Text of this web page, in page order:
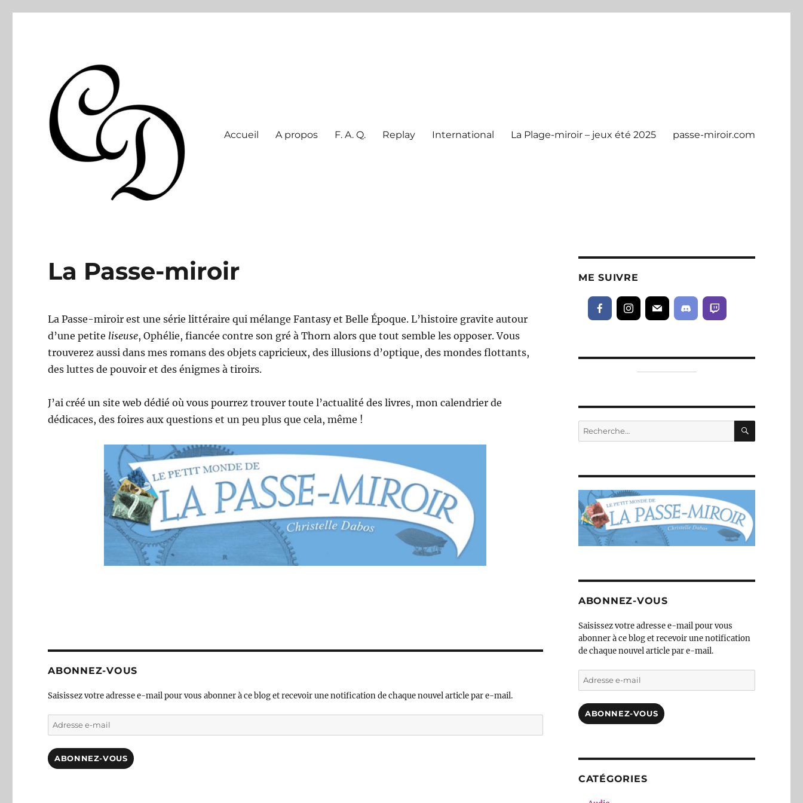
Accueil A propos F. A. Q. Replay International La Plage-miroir – jeux été 2025 passe-miroir.com
La Passe-miroir
La Passe-miroir est une série littéraire qui mélange Fantasy et Belle Époque. L’histoire gravite autour
d’une petite liseuse, Ophélie, fiancée contre son gré à Thorn alors que tout semble les opposer. Vous
trouverez aussi dans mes romans des objets capricieux, des illusions d’optique, des mondes flottants,
des luttes de pouvoir et des énigmes à tiroirs.
J’ai créé un site web dédié où vous pourrez trouver toute l’actualité des livres, mon calendrier de
dédicaces, des foires aux questions et un peu plus que cela, même !
ABONNEZ-VOUS
Saisissez votre adresse e-mail pour vous abonner à ce blog et recevoir une notification de chaque nouvel article par e-mail.
Adresse
e-
ABONNEZ-VOUS
ME SUIVRE
Recherche
pour :
ABONNEZ-VOUS
Saisissez votre adresse e-mail pour vous
abonner à ce blog et recevoir une notification
de chaque nouvel article par e-mail.
Adresse
e-
ABONNEZ-VOUS
CATÉGORIES